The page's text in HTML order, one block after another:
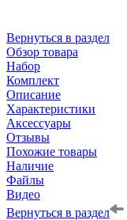
Вернуться в раздел
Обзор товара
Набор
Комплект
Описание
Характеристики
Аксессуары
Отзывы
Похожие товары
Наличие
Файлы
Видео
Вернуться в раздел